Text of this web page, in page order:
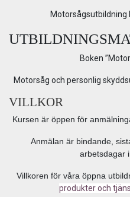
Motorsågsutbildning
Boken
Motorsåg och personlig
VILLKOR
Kursen är öppen för
Anmälan är bindande,
arbetsdagar
Villkoren för våra öppna
produkter och